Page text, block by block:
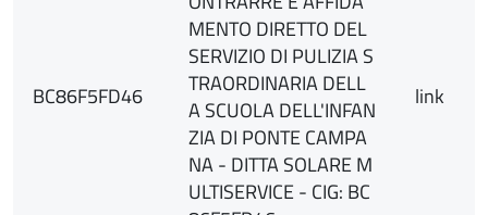
BC86F5FD46
MENTO DIRETTO DEL
SERVIZIO DI PULIZIA S
TRAORDINARIA DELL
A SCUOLA DELL'INFAN
ZIA DI PONTE CAMPA
NA - DITTA SOLARE M
ULTISERVICE - CIG: BC
link